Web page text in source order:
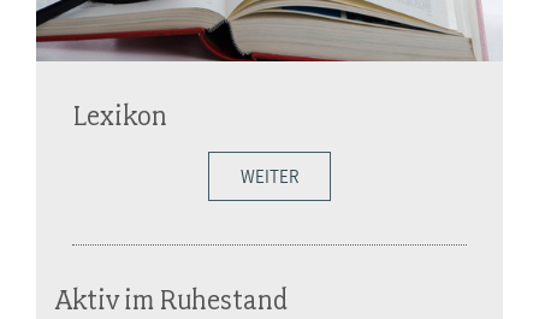
Lexikon
WEITER
Aktiv im Ruhestand